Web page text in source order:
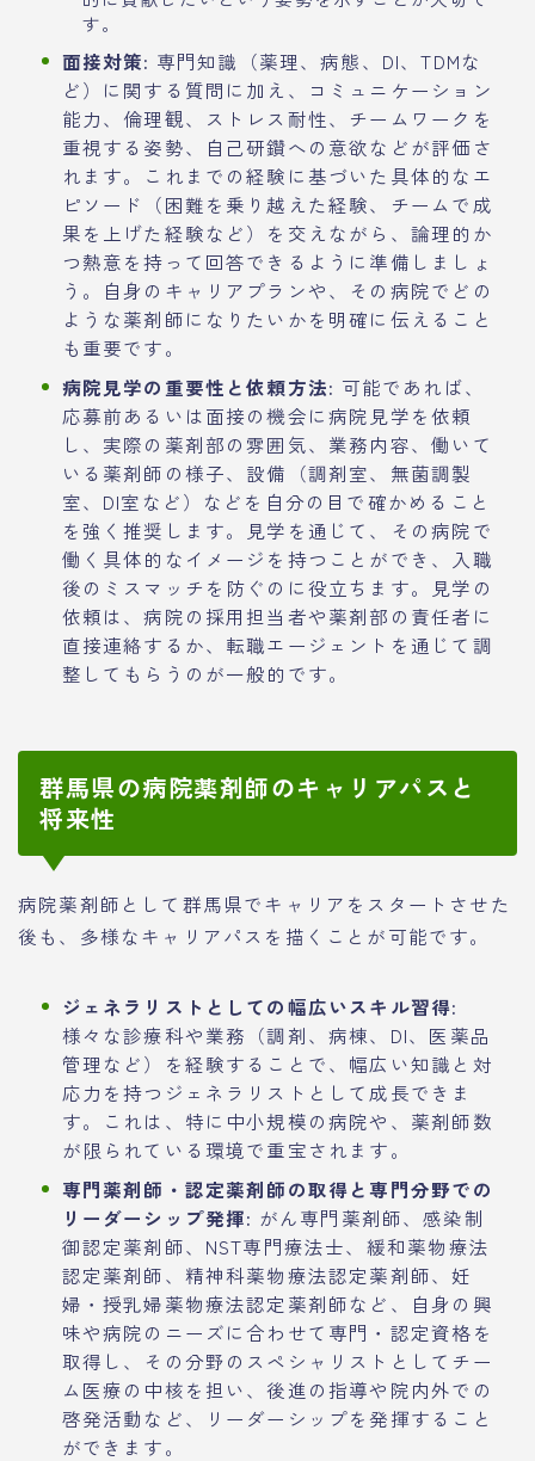
す。
面接対策: 専門知識（薬理、病態、DI、TDMな
ど）に関する質問に加え、コミュニケーション
能力、倫理観、ストレス耐性、チームワークを
重視する姿勢、自己研鑽への意欲などが評価さ
れます。これまでの経験に基づいた具体的なエ
ピソード（困難を乗り越えた経験、チームで成
果を上げた経験など）を交えながら、論理的か
つ熱意を持って回答できるように準備しましょ
う。自身のキャリアプランや、その病院でどの
ような薬剤師になりたいかを明確に伝えること
も重要です。
病院見学の重要性と依頼方法: 可能であれば、
応募前あるいは面接の機会に病院見学を依頼
し、実際の薬剤部の雰囲気、業務内容、働いて
いる薬剤師の様子、設備（調剤室、無菌調製
室、DI室など）などを自分の目で確かめること
を強く推奨します。見学を通じて、その病院で
働く具体的なイメージを持つことができ、入職
後のミスマッチを防ぐのに役立ちます。見学の
依頼は、病院の採用担当者や薬剤部の責任者に
直接連絡するか、転職エージェントを通じて調
整してもらうのが一般的です。
群馬県の病院薬剤師のキャリアパスと
将来性
病院薬剤師として群馬県でキャリアをスタートさせた
後も、多様なキャリアパスを描くことが可能です。
ジェネラリストとしての幅広いスキル習得:
様々な診療科や業務（調剤、病棟、DI、医薬品
管理など）を経験することで、幅広い知識と対
応力を持つジェネラリストとして成長できま
す。これは、特に中小規模の病院や、薬剤師数
が限られている環境で重宝されます。
専門薬剤師・認定薬剤師の取得と専門分野での
リーダーシップ発揮: がん専門薬剤師、感染制
御認定薬剤師、NST専門療法士、緩和薬物療法
認定薬剤師、精神科薬物療法認定薬剤師、妊
婦・授乳婦薬物療法認定薬剤師など、自身の興
味や病院のニーズに合わせて専門・認定資格を
取得し、その分野のスペシャリストとしてチー
ム医療の中核を担い、後進の指導や院内外での
啓発活動など、リーダーシップを発揮すること
ができます。